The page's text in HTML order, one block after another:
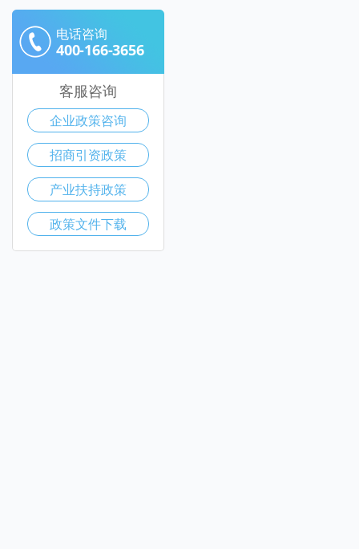
电话咨询
400-166-3656
客服咨询
企业政策咨询
招商引资政策
产业扶持政策
政策文件下载